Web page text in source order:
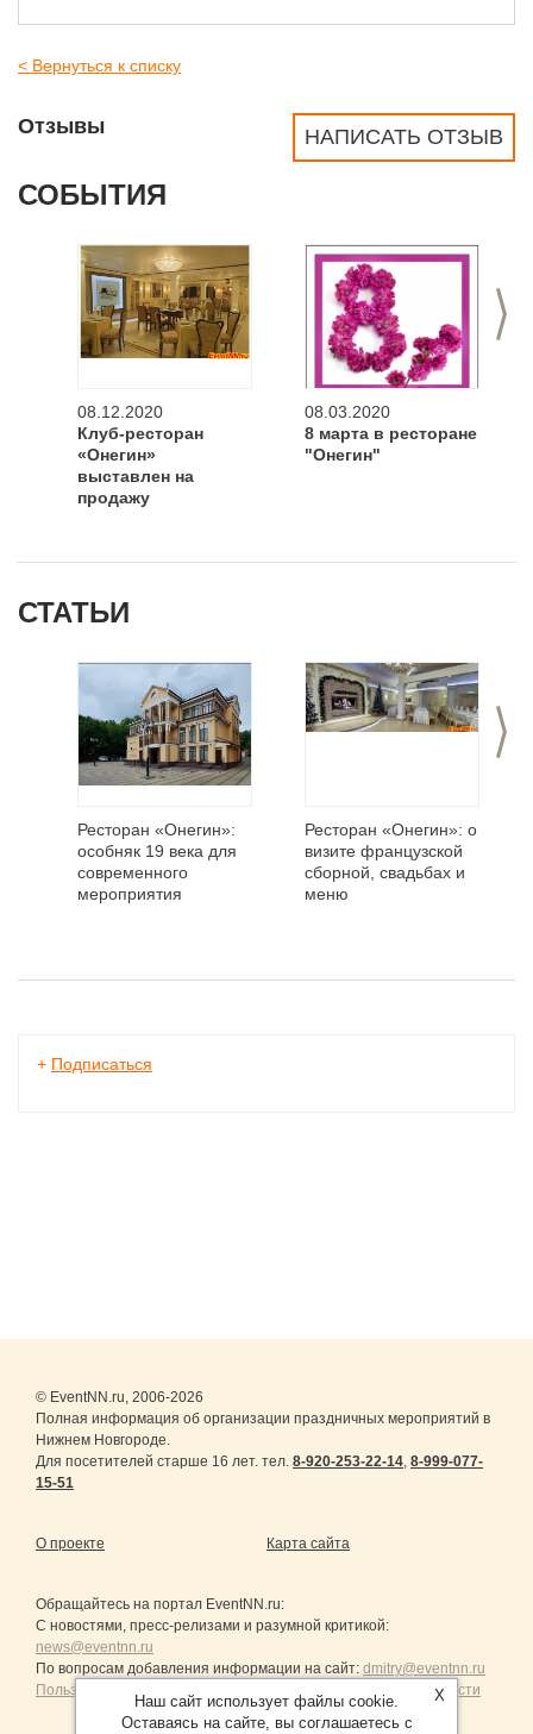
< Вернуться к списку
НАПИСАТЬ ОТЗЫВ
Отзывы
СОБЫТИЯ
>
08.12.2020
Клуб-ресторан
«Онегин»
выставлен на
продажу
08.03.2020
8 марта в ресторане
"Онегин"
СТАТЬИ
>
Ресторан «Онегин»:
особняк 19 века для
современного
мероприятия
Ресторан «Онегин»: о
визите французской
сборной, свадьбах и
меню
+ Подписаться
© EventNN.ru, 2006-2026
Полная информация об организации праздничных мероприятий в
Нижнем Новгороде.
Для посетителей старше 16 лет. тел. 8-920-253-22-14, 8-999-077-
15-51
О проекте Карта сайта
Обращайтесь на портал EventNN.ru:
С новостями, пресс-релизами и разумной критикой:
news@eventnn.ru
По вопросам добавления информации на сайт: dmitry@eventnn.ru
Пользовательское Соглашение и политика конфиденциальности
X
Наш сайт использует файлы cookie.
Оставаясь на сайте, вы соглашаетесь с